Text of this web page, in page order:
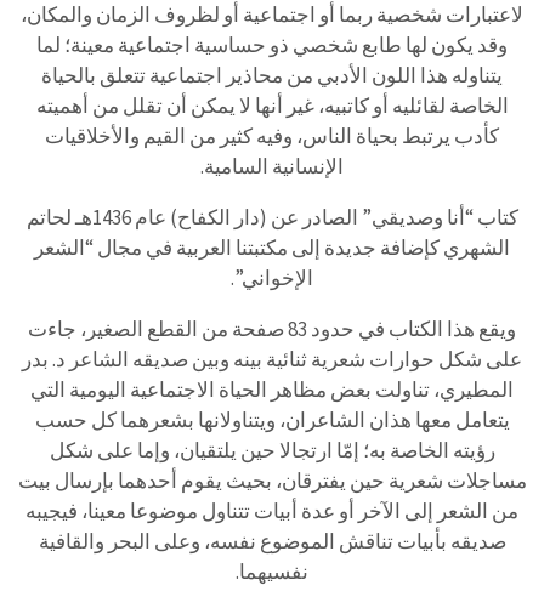
لاعتبارات شخصية ربما أو اجتماعية أو لظروف الزمان والمكان،
وقد يكون لها طابع شخصي ذو حساسية اجتماعية معينة؛ لما
يتناوله هذا اللون الأدبي من محاذير اجتماعية تتعلق بالحياة
الخاصة لقائليه أو كاتبيه، غير أنها لا يمكن أن تقلل من أهميته
كأدب يرتبط بحياة الناس، وفيه كثير من القيم والأخلاقيات
الإنسانية السامية.
كتاب “أنا وصديقي” الصادر عن (دار الكفاح) عام 1436هـ لحاتم
الشهري كإضافة جديدة إلى مكتبتنا العربية في مجال “الشعر
الإخواني”.
ويقع هذا الكتاب في حدود 83 صفحة من القطع الصغير، جاءت
على شكل حوارات شعرية ثنائية بينه وبين صديقه الشاعر د. بدر
المطيري، تناولت بعض مظاهر الحياة الاجتماعية اليومية التي
يتعامل معها هذان الشاعران، ويتناولانها بشعرهما كل حسب
رؤيته الخاصة به؛ إمّا ارتجالا حين يلتقيان، وإما على شكل
مساجلات شعرية حين يفترقان، بحيث يقوم أحدهما بإرسال بيت
من الشعر إلى الآخر أو عدة أبيات تتناول موضوعا معينا، فيجيبه
صديقه بأبيات تناقش الموضوع نفسه، وعلى البحر والقافية
نفسيهما.